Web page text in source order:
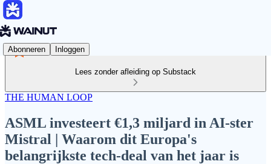
Abonneren Inloggen
Lees zonder afleiding op Substack
THE HUMAN LOOP
ASML investeert €1,3 miljard in AI-ster
Mistral | Waarom dit Europa's
belangrijkste tech-deal van het jaar is